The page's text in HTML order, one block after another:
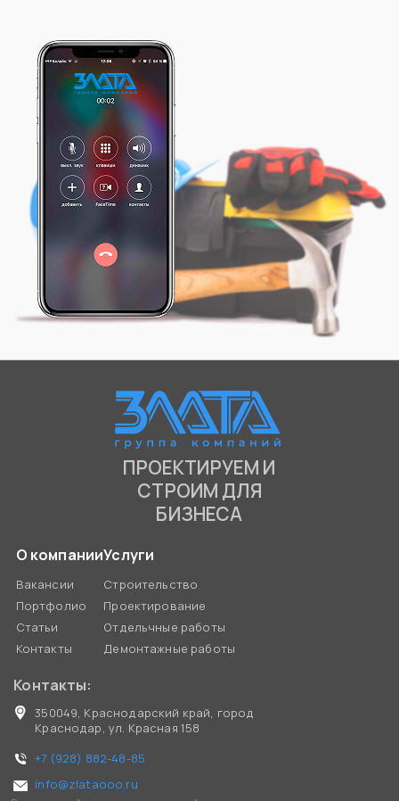
ПРОЕКТИРУЕМ И
СТРОИМ ДЛЯ
БИЗНЕСА
О компании
Вакансии
Портфолио
Статьи
Контакты
Услуги
Строительство
Проектирование
Отдельчные работы
Демонтажные работы
Контакты:
350049, Краснодарский край, город
Краснодар, ул. Красная 158
+7 (928) 882-48-85
info@zlataooo.ru